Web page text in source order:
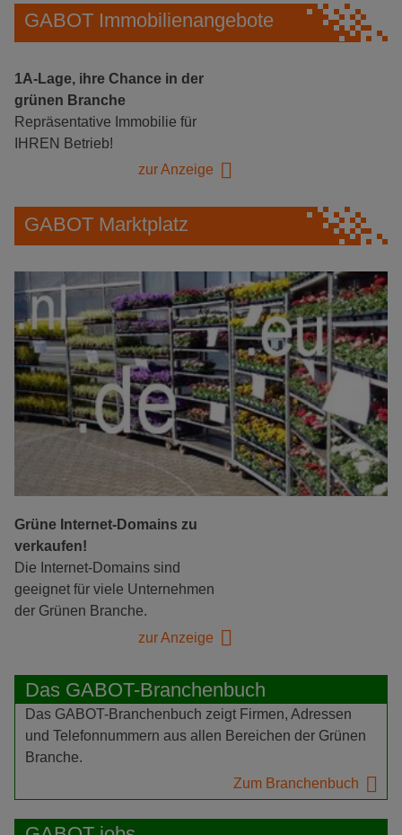
GABOT Immobilienangebote
1A-Lage, ihre Chance in der
grünen Branche
Repräsentative Immobilie für
IHREN Betrieb!
zur Anzeige
GABOT Marktplatz
Grüne Internet-Domains zu
verkaufen!
Die Internet-Domains sind
geeignet für viele Unternehmen
der Grünen Branche.
zur Anzeige
Das GABOT-Branchenbuch
Das GABOT-Branchenbuch zeigt Firmen, Adressen
und Telefonnummern aus allen Bereichen der Grünen
Branche.
Zum Branchenbuch